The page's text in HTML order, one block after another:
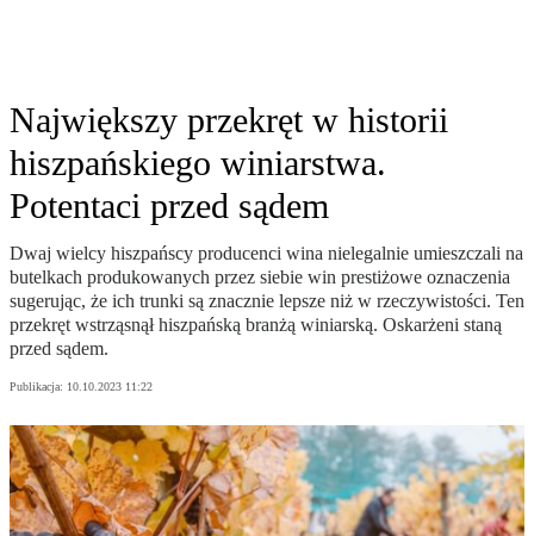
Największy przekręt w historii
hiszpańskiego winiarstwa.
Potentaci przed sądem
Dwaj wielcy hiszpańscy producenci wina nielegalnie umieszczali na
butelkach produkowanych przez siebie win prestiżowe oznaczenia
sugerując, że ich trunki są znacznie lepsze niż w rzeczywistości. Ten
przekręt wstrząsnął hiszpańską branżą winiarską. Oskarżeni staną
przed sądem.
Publikacja: 10.10.2023 11:22